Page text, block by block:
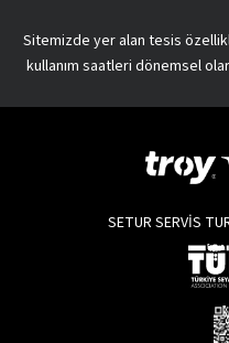
Sitemizde yer alan tesis
kullanım saatleri dönemsel
SETUR SERVİS